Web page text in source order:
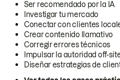
Ser recomendado por la IA
Investigar tu mercado
Conectar con clientes
Crear contenido llamativo
Corregir errores técnicos
Impulsar la autoridad off-
Diseñar estrategias de